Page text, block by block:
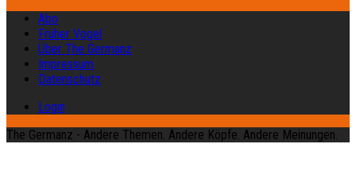
Abo
Früher Vogel
Über The Germanz
Impressum
Datenschutz
Login
The Germanz - Andere Themen. Andere Köpfe. Andere Meinungen.